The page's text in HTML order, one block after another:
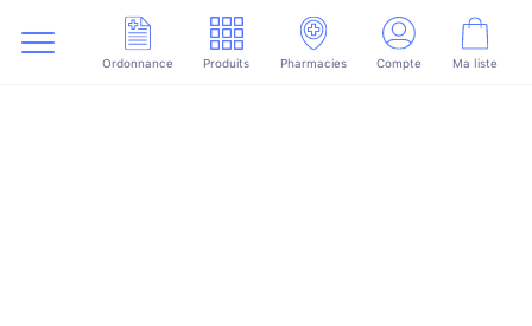
Ordonnance Produits Pharmacies Compte Ma liste